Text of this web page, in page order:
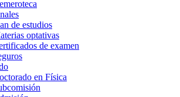
de estudios
optativas
de examen
en Física